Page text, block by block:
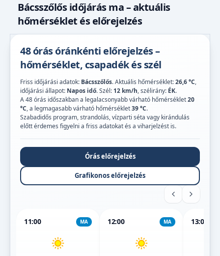
Bácsszőlős időjárás ma – aktuális
hőmérséklet és előrejelzés
48 órás óránkénti előrejelzés –
hőmérséklet, csapadék és szél
Friss időjárási adatok: Bácsszőlős. Aktuális hőmérséklet:26,6 °C,
időjárási állapot: Napos idő. Szél: 12 km/h, szélirány: ÉK.
A 48 órás időszakban a legalacsonyabb várható hőmérséklet20
°C, a legmagasabb várható hőmérséklet39 °C.
Szabadidős program, strandolás, vízparti séta vagy kirándulás
előtt érdemes figyelni a friss adatokat és a viharjelzést is.
Órás előrejelzés
Grafikonos előrejelzés
11:00 MA 12:00 MA 13:00